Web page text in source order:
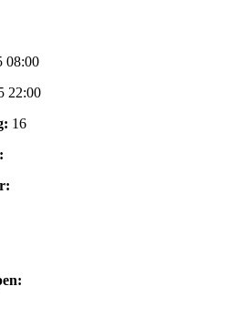
08:00
22:00
16